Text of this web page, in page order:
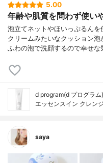
5.00
年齢や肌質を問わず使い
泡立てネットやほいっぷるん
クリームみたいなクッション
ふわの泡で洗顔するので幸せ
d program(d プログラム)
エッセンスイン クレン
saya